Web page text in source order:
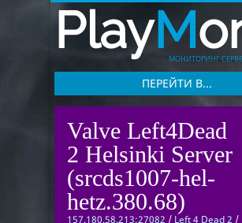
PlayM
МОНИТОРИНГ
ПЕРЕЙТИ В...
Valve Left4Dead
2 Helsinki Server
(srcds1007-hel-
hetz.380.68)
157.180.58.213:27082 / Left 4 Dead 2 /